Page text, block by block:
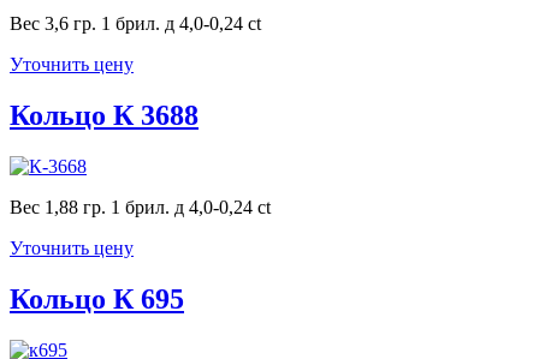
Вес 3,6 гр. 1 брил. д 4,0-0,24 ct
Уточнить цену
Кольцо К 3688
Вес 1,88 гр. 1 брил. д 4,0-0,24 ct
Уточнить цену
Кольцо К 695